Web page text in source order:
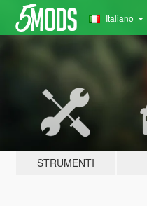
Italiano
STRUMENTI